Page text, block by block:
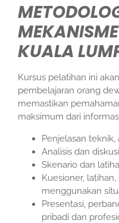
KUALA
Kursus pelatihan ini
pembelajaran orang
memastikan
maksimum dari
Penjelasan
Analisis dan
Skenario dan
Kuesioner,
menggunakan
Presentasi,
pribadi dan